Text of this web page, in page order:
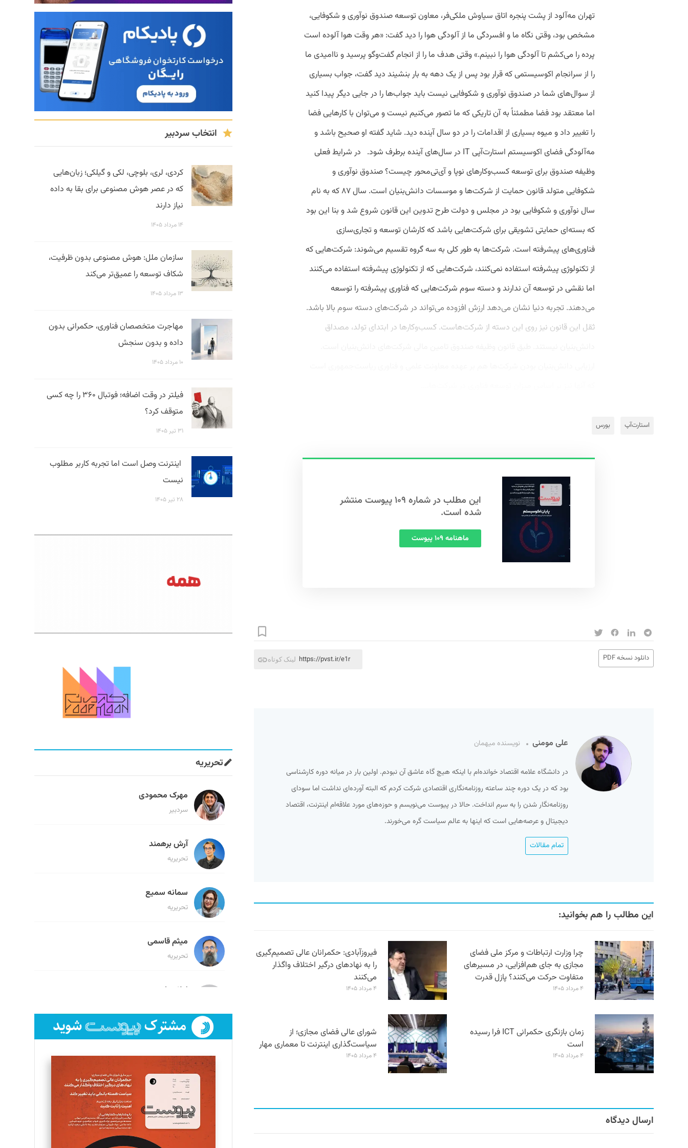
تهران مه‌آلود از پشت پنجره اتاق سیاوش ملکی‌فر، معاون توسعه صندوق نوآوری و شکوفایی،
مشخص بود، وقتی نگاه ما و افسردگی ما از آلودگی هوا را دید گفت: «هر وقت هوا آلوده است
پرده را می‌کشم تا آلودگی هوا را نبینم.» وقتی هدف ما را از انجام گفت‌وگو پرسید و ناامیدی ما
را از سرانجام اکوسیستمی که قرار بود پس از یک دهه به بار بنشیند دید گفت، جواب بسیاری
از سوال‌های شما در صندوق نوآوری و شکوفایی نیست باید جواب‌ها را در جایی دیگر پیدا کنید
اما معتقد بود فضا مطمئناً به آن تاریکی که ما تصور می‌کنیم نیست و می‌توان با کارهایی فضا
را تغییر داد و میوه بسیاری از اقدامات را در دو سال آینده دید. شاید گفته او صحیح باشد و
مه‌آلودگی فضای اکوسیستم استارت‌آپی IT در سال‌های آینده برطرف شود. در شرایط فعلی
وظیفه صندوق برای توسعه کسب‌وکارهای نوپا و آی‌تی‌محور چیست؟ صندوق نوآوری و
شکوفایی متولد قانون حمایت از شرکت‌ها و موسسات دانش‌بنیان است. سال ۸۷ که به نام
سال نوآوری و شکوفایی بود در مجلس و دولت طرح تدوین این قانون شروع شد و بنا این بود
که بسته‌ای حمایتی تشویقی برای شرکت‌هایی باشد که کارشان توسعه و تجاری‌سازی
فناوری‌های پیشرفته است. شرکت‌ها به طور کلی به سه گروه تقسیم می‌شوند: شرکت‌هایی که
از تکنولوژی پیشرفته استفاده نمی‌کنند، شرکت‌هایی که از تکنولوژی پیشرفته استفاده می‌کنند
اما نقشی در توسعه آن ندارند و دسته سوم شرکت‌هایی که فناوری پیشرفته را توسعه
می‌دهند. تجربه دنیا نشان می‌دهد ارزش افزوده می‌تواند در شرکت‌های دسته سوم بالا باشد.
ثقل این قانون نیز روی این دسته از شرکت‌هاست. کسب‌وکارها در ابتدای تولد، مصداق
استارت‌آپ بورس
این مطلب در شماره ۱۰۹ پیوست منتشر
شده است.
ماهنامه ۱۰۹ پیوست
دانلود نسخه PDF لینک کوتاه https://pvst.ir/e1r
علی مومنی نویسنده میهمان
در دانشگاه علامه اقتصاد خوانده‌ام با اینکه هیچ گاه عاشق آن نبودم. اولین بار در میانه دوره کارشناسی
بود که در یک دوره چند ساعته روزنامه‌نگاری اقتصادی شرکت کردم که البته آورده‌ای نداشت اما سودای
روزنامه‌نگار شدن را به سرم انداخت. حالا در پیوست می‌نویسم و حوزه‌‌های مورد علاقه‌ام اینترنت، اقتصاد
دیجیتال و عرصه‌هایی است که اینها به عالم سیاست گره می‌خورند.
تمام مقالات
این مطالب را هم بخوانید:
چرا وزارت ارتباطات و مرکز ملی فضای
مجازی به جای هم‌افزایی، در مسیرهای
متفاوت حرکت می‌کنند؟ پازل قدرت
۴ مرداد ۱۴۰۵
فیروزآبادی: حکمرانان عالی تصمیم‌گیری
را به نهادهای درگیر اختلاف واگذار
می‌کنند
۴ مرداد ۱۴۰۵
زمان بازنگری حکمرانی ICT فرا رسیده
است
۴ مرداد ۱۴۰۵
شورای عالی فضای مجازی؛ از
سیاست‌گذاری اینترنت تا معماری مهار
۴ مرداد ۱۴۰۵
ارسال دیدگاه
انتخاب سردبیر
کردی، لری، بلوچی، لکی و گیلکی؛ زبان‌هایی
که در عصر هوش مصنوعی برای بقا به داده
نیاز دارند
۱۴ مرداد ۱۴۰۵
سازمان ملل: هوش مصنوعی بدون ظرفیت،
شکاف توسعه را عمیق‌تر می‌کند
۱۳ مرداد ۱۴۰۵
مهاجرت متخصصان فناوری، حکمرانی بدون
داده و بدون سنجش
۱۰ مرداد ۱۴۰۵
فیلتر در وقت اضافه؛ فوتبال ۳۶۰ را چه کسی
متوقف کرد؟
۳۱ تیر ۱۴۰۵
اینترنت وصل است اما تجربه کاربر مطلوب
نیست
۲۸ تیر ۱۴۰۵
تحریریه
مهرک محمودی
سردبیر
آرش برهمند
تحریریه
سمانه سمیع
تحریریه
میثم قاسمی
تحریریه
لیلا حنارود
فائزه فتحی رستمی
تحریریه
سروش کرمیان
تحریریه
مینا پاکدل